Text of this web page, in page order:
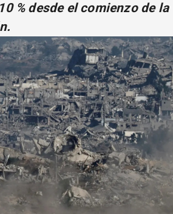
% desde el comienzo de la